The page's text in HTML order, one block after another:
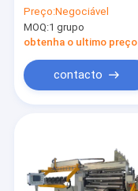
automático da folha
do LV da dobadoura
da tira
Preço:Negociável
MOQ:1 grupo
obtenha o ultimo preço
contacto